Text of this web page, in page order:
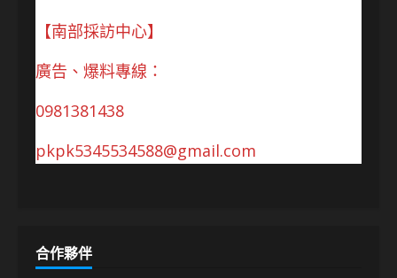
【南部採訪中心】
廣告、爆料專線：
0981381438
pkpk5345534588@gmail.com
合作夥伴